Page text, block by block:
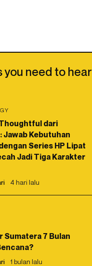
you need to hear
dari
Jawab Kebutuhan
Series HP Lipat
Jadi Tiga Karakter
4 hari lalu
Sumatera 7 Bulan
1 bulan lalu